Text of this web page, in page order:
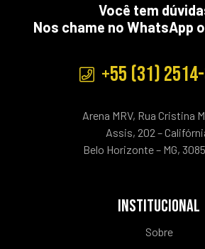
Você tem
Nos chame no WhatsApp
+55 (31)
Arena MRV, Rua Cristina
Assis, 202 –
Belo Horizonte – MG,
INSTITUCIONAL
Sobre